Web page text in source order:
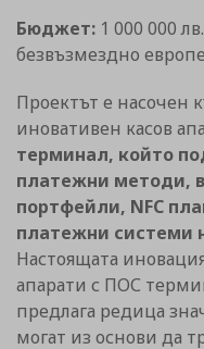
Бюджет: 1 000 000
безвъзмездно
Проектът е насочен
иновативен касов
терминал, който
платежни методи,
портфейли, NFC
платежни системи
Настоящата
апарати с ПОС
предлага редица
могат из основи да